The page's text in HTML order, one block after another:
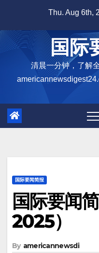
content
Thu. Aug 6th,
国际
清晨一分钟，了解
国际要闻简报
国际要闻
2025）
By americannewsdi